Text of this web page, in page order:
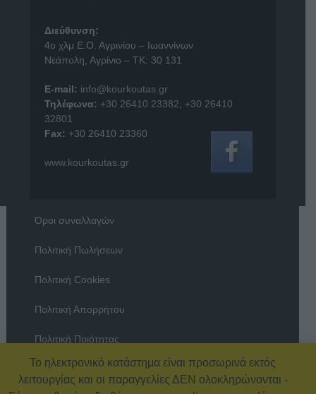
Διεύθυνση:
4o χλμ Ε.Ο. Αγρινίου – Ιωαννίνων
Νεάπολη, Αγρίνιο – ΤΚ: 30 131
E-mail: info@kourkoutas.gr
Τηλέφωνα: +30 26410 23382
+30 26410
32801
Fax: +30 26410 23360
www.kourkoutas.gr
Όροι συναλλαγών
Πολιτική Πωλήσεων
Πολιτική Cookies
Πολιτική Απορρήτου
Πολιτική Ποιότητας
Όροι χρήσης
Το ηλεκτρονικό κατάστημα είναι προσωρινά εκτός
λειτουργίας και οι παραγγελίες ΔΕΝ ολοκληρώνονται -